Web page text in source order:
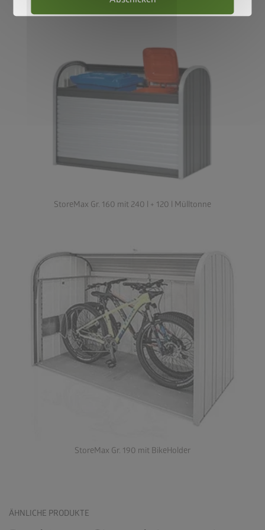
StoreMax Gr. 160 mit 240 l + 120 l Mülltonne
StoreMax Gr. 190 mit BikeHolder
ÄHNLICHE PRODUKTE